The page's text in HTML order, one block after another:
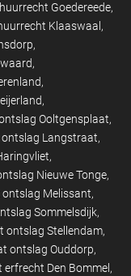
Goedereede
Klaaswaal
Ooltgensplaat
Langstraat
Nieuwe Tonge
Melissant
Sommelsdijk
ontslag Stellendam
ontslag Ouddorp
Den Bommel